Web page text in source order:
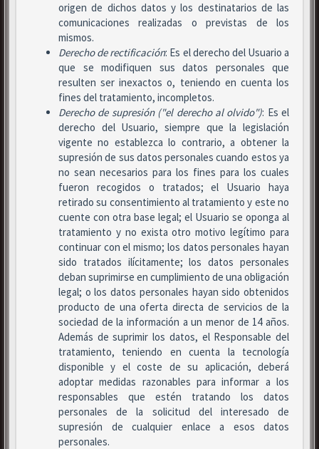
origen de dichos datos y los destinatarios de las
comunicaciones realizadas o previstas de los
mismos.
Derecho de rectificación: Es el derecho del Usuario a
que se modifiquen sus datos personales que
resulten ser inexactos o, teniendo en cuenta los
fines del tratamiento, incompletos.
Derecho de supresión ("el derecho al olvido"): Es el
derecho del Usuario, siempre que la legislación
vigente no establezca lo contrario, a obtener la
supresión de sus datos personales cuando estos ya
no sean necesarios para los fines para los cuales
fueron recogidos o tratados; el Usuario haya
retirado su consentimiento al tratamiento y este no
cuente con otra base legal; el Usuario se oponga al
tratamiento y no exista otro motivo legítimo para
continuar con el mismo; los datos personales hayan
sido tratados ilícitamente; los datos personales
deban suprimirse en cumplimiento de una obligación
legal; o los datos personales hayan sido obtenidos
producto de una oferta directa de servicios de la
sociedad de la información a un menor de 14 años.
Además de suprimir los datos, el Responsable del
tratamiento, teniendo en cuenta la tecnología
disponible y el coste de su aplicación, deberá
adoptar medidas razonables para informar a los
responsables que estén tratando los datos
personales de la solicitud del interesado de
supresión de cualquier enlace a esos datos
personales.